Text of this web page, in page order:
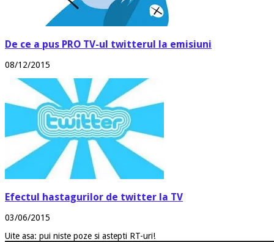
De ce a pus PRO TV-ul twitterul la emisiuni
08/12/2015
Efectul hastagurilor de twitter la TV
03/06/2015
Uite asa: pui niste poze si astepti RT-uri!